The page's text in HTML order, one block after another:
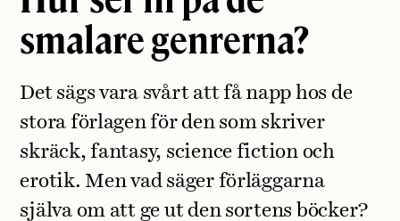
smalare genrerna?
Det sägs vara svårt att få napp hos de
stora förlagen för den som skriver
skräck, fantasy, science fiction och
erotik. Men vad säger förläggarna
själva om att ge ut den sortens böcker?